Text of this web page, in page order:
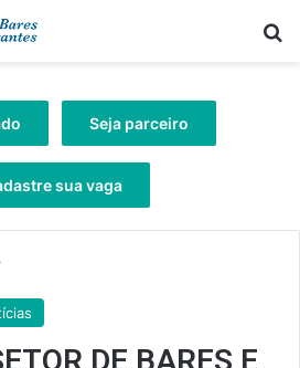
Seja parceiro
sua vaga